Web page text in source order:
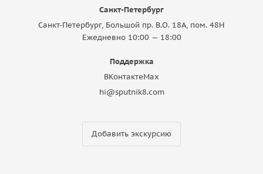
Санкт-Петербург
Санкт-Петербург, Большой пр. В.О. 18A, пом. 48Н
Ежедневно 10:00 — 18:00
Поддержка
ВКонтактеMax
hi@sputnik8.com
Добавить экскурсию